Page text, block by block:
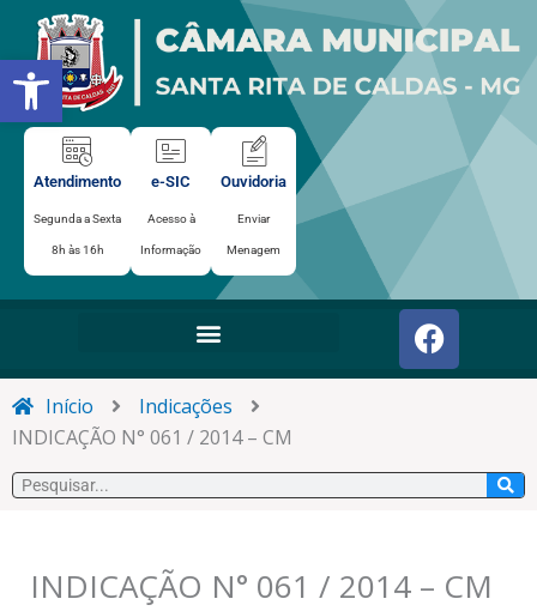
Abrir a barra de ferramentas
para
conteúdo
Atendimento
Segunda a Sexta
8h às 16h
e-SIC
Acesso à
Informação
Ouvidoria
Enviar
Menagem
F
a
c
o
o
Início
Indicações
INDICAÇÃO N° 061 / 2014 – CM
Pesquisar
INDICAÇÃO N° 061 / 2014 – CM